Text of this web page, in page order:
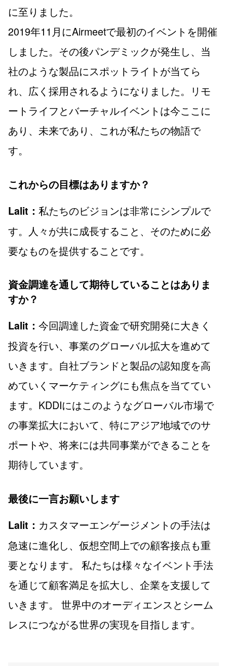
に至りました。
2019年11月にAirmeetで最初のイベントを開催
しました。その後パンデミックが発生し、当
社のような製品にスポットライトが当てら
れ、広く採用されるようになりました。リモ
ートライフとバーチャルイベントは今ここに
あり、未来であり、これが私たちの物語で
す。
これからの目標はありますか？
Lalit： 私たちのビジョンは非常にシンプルで
す。人々が共に成長すること、そのために必
要なものを提供することです。
資金調達を通して期待していることはありま
すか？
Lalit： 今回調達した資金で研究開発に大きく
投資を行い、事業のグローバル拡大を進めて
いきます。自社ブランドと製品の認知度を高
めていくマーケティングにも焦点を当ててい
ます。KDDIにはこのようなグローバル市場で
の事業拡大において、特にアジア地域でのサ
ポートや、将来には共同事業ができることを
期待しています。
最後に一言お願いします
Lalit： カスタマーエンゲージメントの手法は
急速に進化し、仮想空間上での顧客接点も重
要となります。 私たちは様々なイベント手法
を通じて顧客満足を拡大し、企業を支援して
いきます。 世界中のオーディエンスとシーム
レスにつながる世界の実現を目指します。